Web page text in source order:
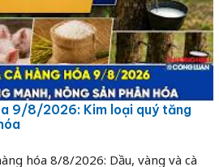
9/8/2026: Kim loại quý tăng
hóa 8/8/2026: Dầu, vàng và cà